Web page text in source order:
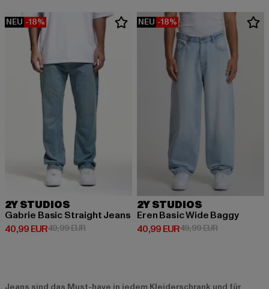
NEU -18%
2Y STUDIOS
Gabrie Basic Straight Jeans
40,99 EUR
Derzeitiger Preis: 40,99 EUR
49,99 EURAktionspreis: 49,99 EUR
NEU -18%
2Y STUDIOS
Eren Basic Wide Baggy
40,99 EUR
Derzeitiger Preis: 40,99 EUR
49,99 EURAktionspreis:
Jeans sind das Must-have in jedem Kleiderschrank und für